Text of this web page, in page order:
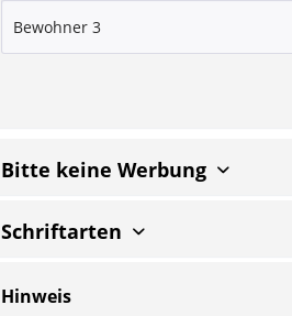
Bitte keine Werbung
Schriftarten
Hinweis